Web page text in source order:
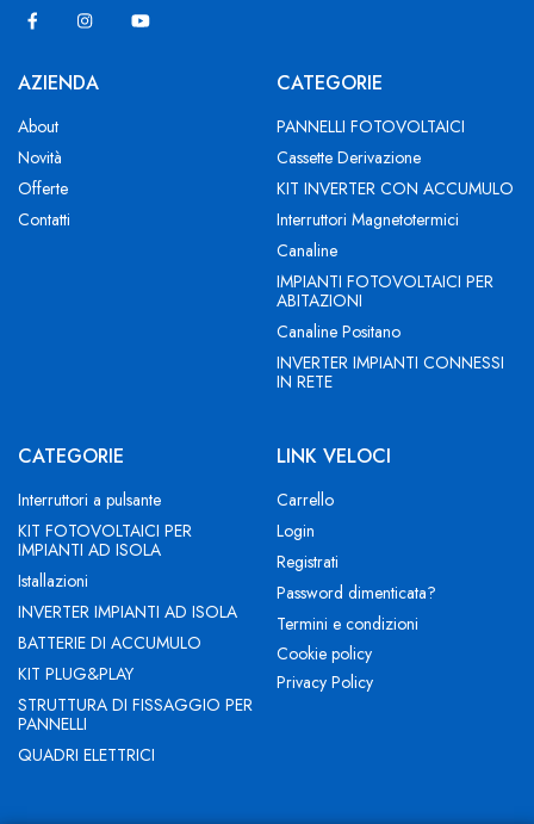
AZIENDA
About
Novità
Offerte
Contatti
CATEGORIE
PANNELLI FOTOVOLTAICI
Cassette Derivazione
KIT INVERTER CON ACCUMULO
Interruttori Magnetotermici
Canaline
IMPIANTI FOTOVOLTAICI PER
ABITAZIONI
Canaline Positano
INVERTER IMPIANTI CONNESSI
IN RETE
CATEGORIE
Interruttori a pulsante
KIT FOTOVOLTAICI PER
IMPIANTI AD ISOLA
Istallazioni
INVERTER IMPIANTI AD ISOLA
BATTERIE DI ACCUMULO
KIT PLUG&PLAY
STRUTTURA DI FISSAGGIO PER
PANNELLI
QUADRI ELETTRICI
LINK VELOCI
Carrello
Login
Registrati
Password dimenticata?
Termini e condizioni
Cookie policy
Privacy Policy